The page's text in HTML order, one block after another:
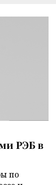
РЭБ в
по